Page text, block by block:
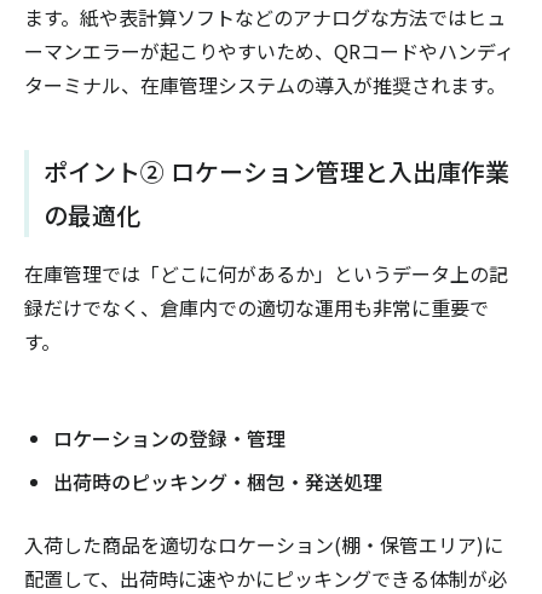
ます。紙や表計算ソフトなどのアナログな方法ではヒュ
ーマンエラーが起こりやすいため、QRコードやハンディ
ターミナル、在庫管理システムの導入が推奨されます。
ポイント② ロケーション管理と入出庫作業
の最適化
在庫管理では「どこに何があるか」というデータ上の記
録だけでなく、倉庫内での適切な運用も非常に重要で
す。
ロケーションの登録・管理
出荷時のピッキング・梱包・発送処理
入荷した商品を適切なロケーション(棚・保管エリア)に
配置して、出荷時に速やかにピッキングできる体制が必